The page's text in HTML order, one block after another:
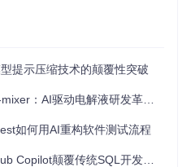
机制：Worker模块执行操作产
构化知识，最终指导Proactiv
提示压缩技术的颠覆性突破
驱动电解液研发革命，周期缩短60%
如何用AI重构软件测试流程
颠覆传统SQL开发的实战指南